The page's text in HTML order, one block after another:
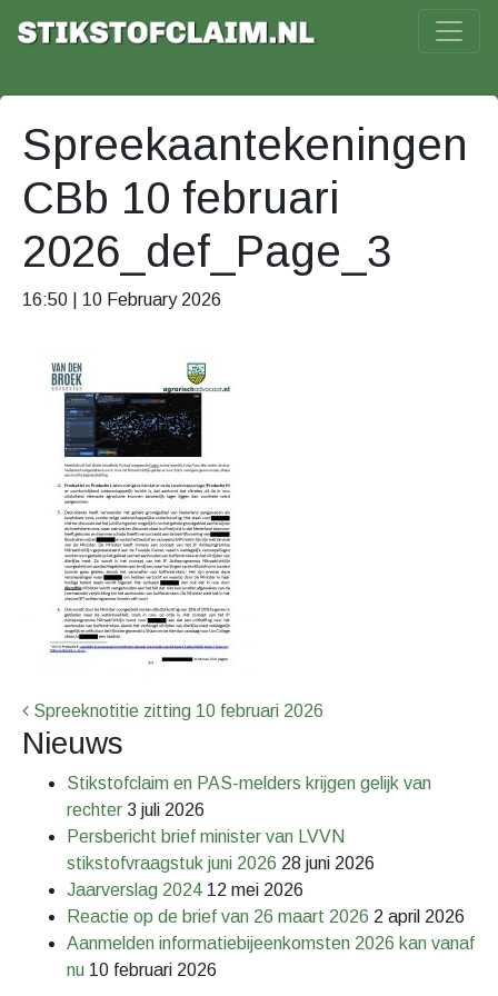
Spreekaantekeningen
CBb 10 februari
2026_def_Page_3
16:50 | 10 February 2026
Bericht Navigatie
Spreeknotitie zitting 10 februari 2026
Nieuws
Stikstofclaim en PAS-melders krijgen gelijk van
rechter 3 juli 2026
Persbericht brief minister van LVVN
stikstofvraagstuk juni 2026 28 juni 2026
Jaarverslag 2024 12 mei 2026
Reactie op de brief van 26 maart 2026 2 april 2026
Aanmelden informatiebijeenkomsten 2026 kan vanaf
nu 10 februari 2026